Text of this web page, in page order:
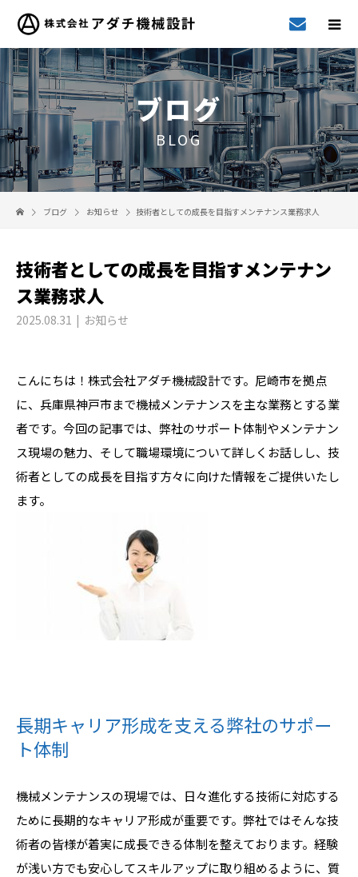
ブログ
BLOG
ブログ お知らせ 技術者としての成長を目指すメンテナンス業務求人
技術者としての成長を目指すメンテナン
ス業務求人
2025.08.31 お知らせ
こんにちは！株式会社アダチ機械設計です。尼崎市を拠点
に、兵庫県神戸市まで機械メンテナンスを主な業務とする業
者です。今回の記事では、弊社のサポート体制やメンテナン
ス現場の魅力、そして職場環境について詳しくお話しし、技
術者としての成長を目指す方々に向けた情報をご提供いたし
ます。
長期キャリア形成を支える弊社のサポー
ト体制
機械メンテナンスの現場では、日々進化する技術に対応する
ために長期的なキャリア形成が重要です。弊社ではそんな技
術者の皆様が着実に成長できる体制を整えております。経験
が浅い方でも安心してスキルアップに取り組めるように、質